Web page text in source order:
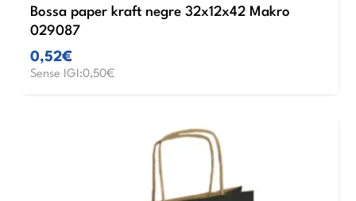
Bossa paper kraft negre 32x12x42 Makro
029087
0,52€
Sense IGI:0,50€